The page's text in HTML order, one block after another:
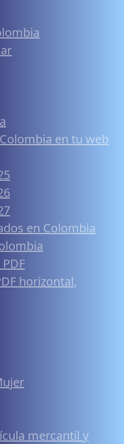
en tu web
en Colombia
horizontal,
mercantil y